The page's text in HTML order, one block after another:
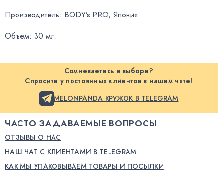
Производитель: BODY’s PRO, Япония
Объем: 30 мл.
Сомневаетесь в выборе?
Спросите у постоянных клиентов в нашем чате!
MELONPANDA КРУЖОК В TELEGRAM
ЧАСТО ЗАДАВАЕМЫЕ ВОПРОСЫ
ОТЗЫВЫ О НАС
НАШ ЧАТ С КЛИЕНТАМИ В TELEGRAM
КАК МЫ УПАКОВЫВАЕМ ТОВАРЫ И ПОСЫЛКИ